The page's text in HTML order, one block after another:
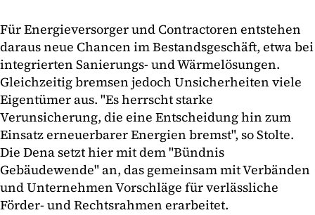
Für Energieversorger und Contractoren entstehen
daraus neue Chancen im Bestandsgeschäft, etwa bei
integrierten Sanierungs- und Wärmelösungen.
Gleichzeitig bremsen jedoch Unsicherheiten viele
Eigentümer aus. "Es herrscht starke
Verunsicherung, die eine Entscheidung hin zum
Einsatz erneuerbarer Energien bremst", so Stolte.
Die Dena setzt hier mit dem "Bündnis
Gebäudewende" an, das gemeinsam mit Verbänden
und Unternehmen Vorschläge für verlässliche
Förder- und Rechtsrahmen erarbeitet.